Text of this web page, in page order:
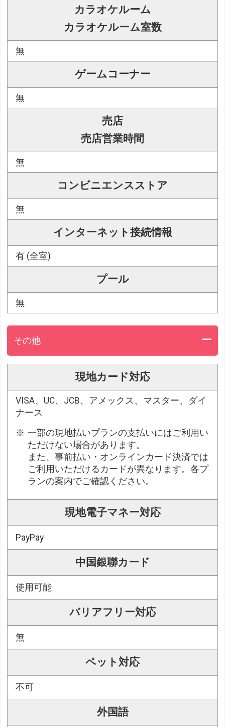
カラオケルーム
カラオケルーム室数
無
ゲームコーナー
無
売店
売店営業時間
無
コンビニエンスストア
無
インターネット接続情報
有 (全室)
プール
無
その他
現地カード対応
VISA、UC、JCB、アメックス、マスター、ダイ
ナース
一部の現地払いプランの支払いにはご利用い
ただけない場合があります。
また、事前払い・オンラインカード決済では
ご利用いただけるカードが異なります。各プ
ランの案内でご確認ください。
現地電子マネー対応
PayPay
中国銀聯カード
使用可能
バリアフリー対応
無
ペット対応
不可
外国語